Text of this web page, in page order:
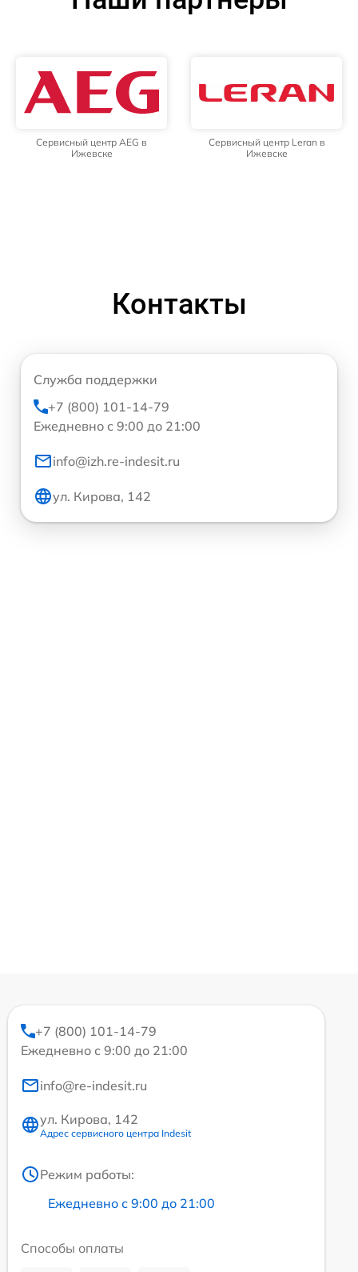
Сервисный центр AEG в
Ижевске
Сервисный центр Leran в
Ижевске
Контакты
Служба поддержки
+7 (800) 101-14-79
Ежедневно с 9:00 до 21:00
info@izh.re-indesit.ru
ул. Кирова, 142
+7 (800) 101-14-79
Ежедневно с 9:00 до 21:00
info@re-indesit.ru
ул. Кирова, 142
Адрес сервисного центра Indesit
Режим работы:
Ежедневно с 9:00 до 21:00
Способы оплаты